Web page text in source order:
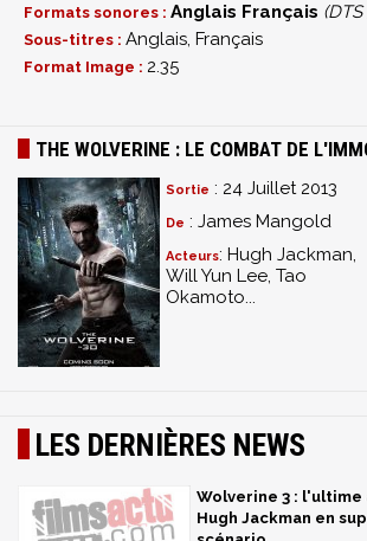
Formats sonores : Anglais Français (DTS
Sous-titres : Anglais, Français
Format Image : 2.35
THE WOLVERINE : LE COMBAT DE
Sortie : 24 Juillet 2013
De : James Mangold
Acteurs: Hugh Jackman,
Will Yun Lee, Tao
Okamoto...
LES DERNIÈRES NEWS
Wolverine 3 :
Hugh Jackman en